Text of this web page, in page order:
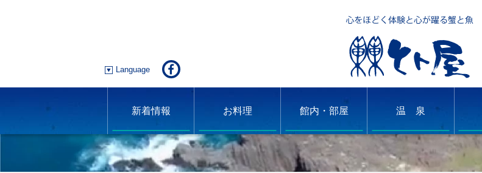
Language
新着情報 お料理 館内・部屋 温 泉